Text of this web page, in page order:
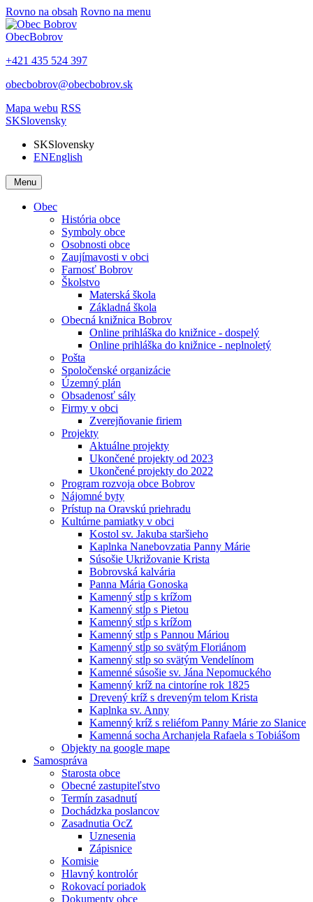
Rovno na obsah Rovno na menu
ObecBobrov
+421 435 524 397
obecbobrov@obecbobrov.sk
Mapa webu RSS
SKSlovensky
SKSlovensky
ENEnglish
Menu
Obec
História obce
Symboly obce
Osobnosti obce
Zaujímavosti v obci
Farnosť Bobrov
Školstvo
Materská škola
Základná škola
Obecná knižnica Bobrov
Online prihláška do knižnice - dospelý
Online prihláška do knižnice - neplnoletý
Pošta
Spoločenské organizácie
Územný plán
Obsadenosť sály
Firmy v obci
Zverejňovanie firiem
Projekty
Aktuálne projekty
Ukončené projekty od 2023
Ukončené projekty do 2022
Program rozvoja obce Bobrov
Nájomné byty
Prístup na Oravskú priehradu
Kultúrne pamiatky v obci
Kostol sv. Jakuba staršieho
Kaplnka Nanebovzatia Panny Márie
Súsošie Ukrižovanie Krista
Bobrovská kalvária
Panna Mária Gonoska
Kamenný stĺp s krížom
Kamenný stĺp s Pietou
Kamenný stĺp s krížom
Kamenný stĺp s Pannou Máriou
Kamenný stĺp so svätým Floriánom
Kamenný stĺp so svätým Vendelínom
Kamenné súsošie sv. Jána Nepomuckého
Kamenný kríž na cintoríne rok 1825
Drevený kríž s dreveným telom Krista
Kaplnka sv. Anny
Kamenný kríž s reliéfom Panny Márie zo Slanice
Kamenná socha Archanjela Rafaela s Tobiášom
Objekty na google mape
Samospráva
Starosta obce
Obecné zastupiteľstvo
Termín zasadnutí
Dochádzka poslancov
Zasadnutia OcZ
Uznesenia
Zápisnice
Komisie
Hlavný kontrolór
Rokovací poriadok
Dokumenty obce